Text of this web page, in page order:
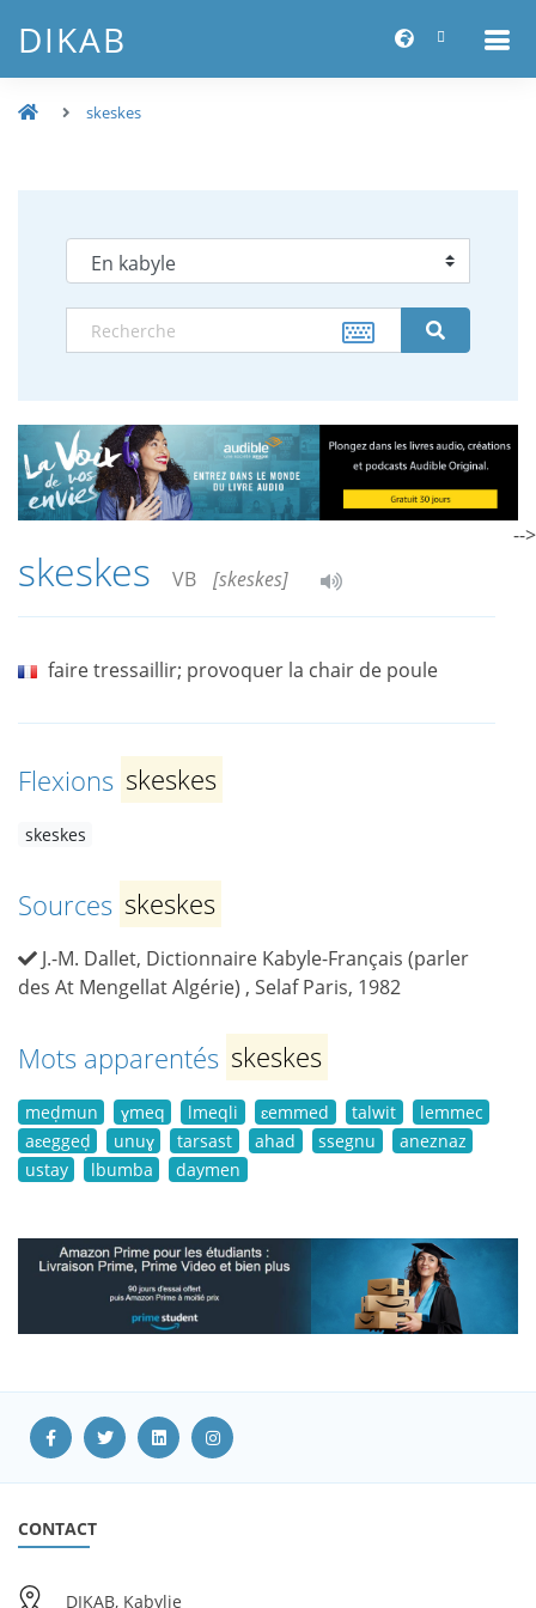
DIKAB
skeskes
skeskes VB [skeskes]
faire tressaillir; provoquer la chair de poule
Flexions skeskes
skeskes
Sources skeskes
J.-M. Dallet, Dictionnaire Kabyle-Français (parler
des At Mengellat Algérie) , Selaf Paris, 1982
Mots apparentés skeskes
meḍmun ɣmeq lmeqli ɛemmed talwit
lemmec
aɛeggeḍ
unuɣ tarsast ahad ssegnu
aneznaz
ustay
lbumba daymen
-->
CONTACT
DIKAB, Kabylie